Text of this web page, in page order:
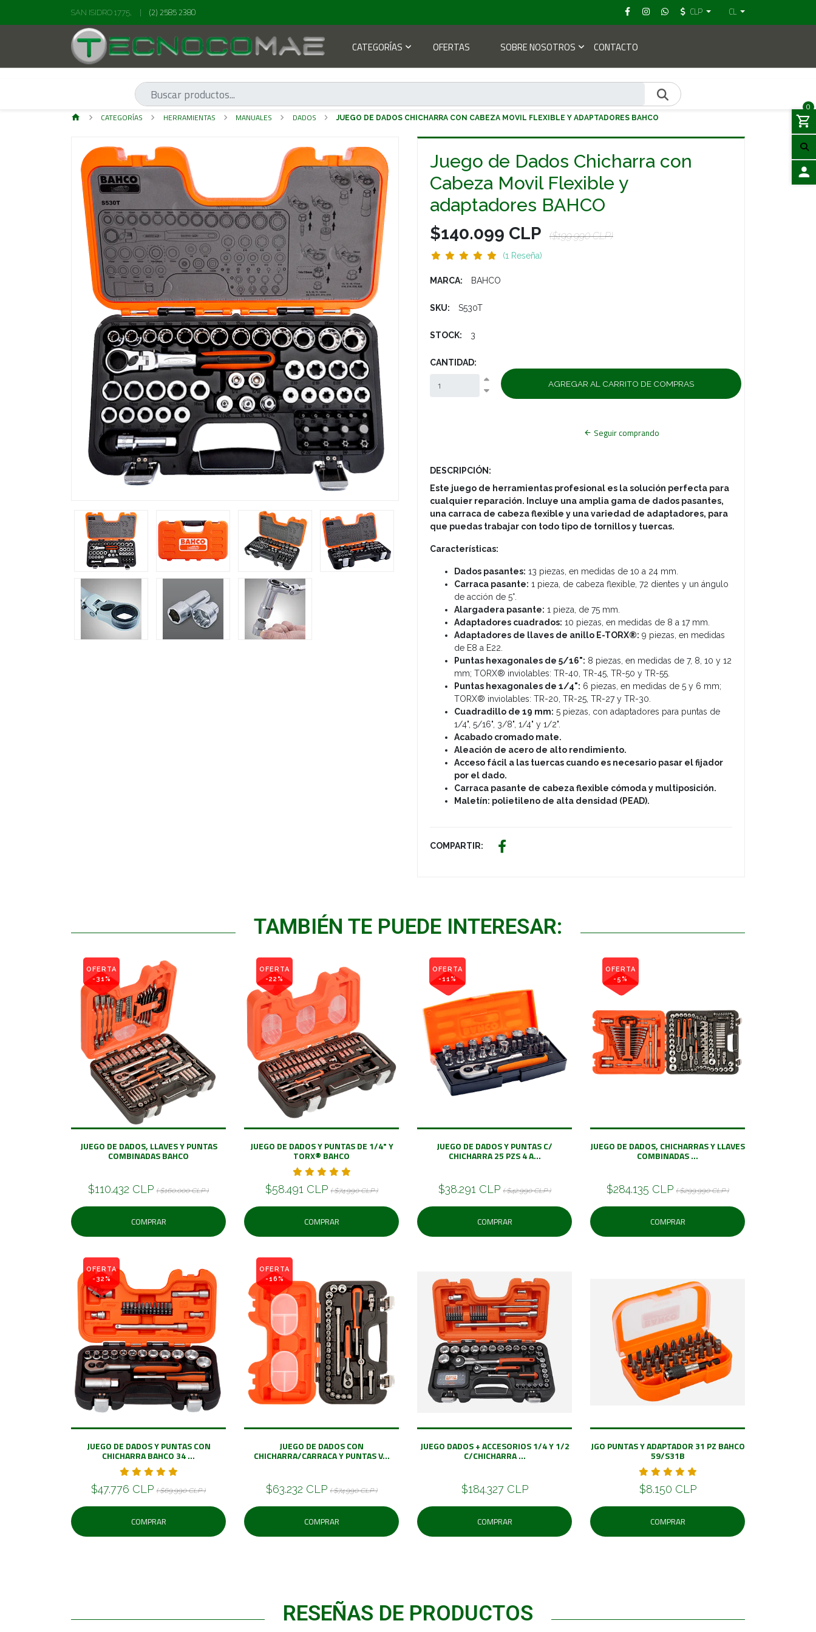
SAN ISIDRO 1775, (2) 2585 2380 CLP CL
CATEGORÍAS OFERTAS SOBRE NOSOTROS CONTACTO
0
CATEGORÍAS HERRAMIENTAS MANUALES DADOS JUEGO DE DADOS CHICHARRA CON CABEZA MOVIL FLEXIBLE Y ADAPTADORES BAHCO
Previous Next
Juego de Dados Chicharra con
Cabeza Movil Flexible y
adaptadores BAHCO
$140.099 CLP ($199.990 CLP)
(1 Reseña)
MARCA: BAHCO
SKU: S530T
STOCK: 3
CANTIDAD:
Seguir comprando
DESCRIPCIÓN:
Este juego de herramientas profesional es la solución perfecta para
cualquier reparación. Incluye una amplia gama de dados pasantes,
una carraca de cabeza flexible y una variedad de adaptadores, para
que puedas trabajar con todo tipo de tornillos y tuercas.
Características:
Dados pasantes: 13 piezas, en medidas de 10 a 24 mm.
Carraca pasante: 1 pieza, de cabeza flexible, 72 dientes y un ángulo
de acción de 5°.
Alargadera pasante: 1 pieza, de 75 mm.
Adaptadores cuadrados: 10 piezas, en medidas de 8 a 17 mm.
Adaptadores de llaves de anillo E-TORX®: 9 piezas, en medidas
de E8 a E22.
Puntas hexagonales de 5/16": 8 piezas, en medidas de 7, 8, 10 y 12
mm; TORX® inviolables: TR-40, TR-45, TR-50 y TR-55.
Puntas hexagonales de 1/4": 6 piezas, en medidas de 5 y 6 mm;
TORX® inviolables: TR-20, TR-25, TR-27 y TR-30.
Cuadradillo de 19 mm: 5 piezas, con adaptadores para puntas de
1/4", 5/16", 3/8", 1/4" y 1/2".
Acabado cromado mate.
Aleación de acero de alto rendimiento.
Acceso fácil a las tuercas cuando es necesario pasar el fijador
por el dado.
Carraca pasante de cabeza flexible cómoda y multiposición.
Maletín: polietileno de alta densidad (PEAD).
COMPARTIR:
TAMBIÉN TE PUEDE INTERESAR:
OFERTA
-31%
JUEGO DE DADOS, LLAVES Y PUNTAS
COMBINADAS BAHCO
$110.432 CLP ( $160.000 CLP )
COMPRAR
OFERTA
-22%
JUEGO DE DADOS Y PUNTAS DE 1/4" Y
TORX® BAHCO
$58.491 CLP ( $74.990 CLP )
COMPRAR
OFERTA
-11%
JUEGO DE DADOS Y PUNTAS C/
CHICHARRA 25 PZS 4 A...
$38.291 CLP ( $42.990 CLP )
COMPRAR
OFERTA
-5%
JUEGO DE DADOS, CHICHARRAS Y LLAVES
COMBINADAS ...
$284.135 CLP ( $299.990 CLP )
COMPRAR
OFERTA
-32%
JUEGO DE DADOS Y PUNTAS CON
CHICHARRA BAHCO 34 ...
$47.776 CLP ( $69.990 CLP )
COMPRAR
OFERTA
-16%
JUEGO DE DADOS CON
CHICHARRA/CARRACA Y PUNTAS V...
$63.232 CLP ( $74.990 CLP )
COMPRAR
JUEGO DADOS + ACCESORIOS 1/4 Y 1/2
C/CHICHARRA ...
$184.327 CLP
COMPRAR
JGO PUNTAS Y ADAPTADOR 31 PZ BAHCO
59/S31B
$8.150 CLP
COMPRAR
RESEÑAS DE PRODUCTOS